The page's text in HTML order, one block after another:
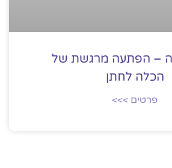
– הפתעה מרגשת של
הכלה לחתן
פרטים >>>